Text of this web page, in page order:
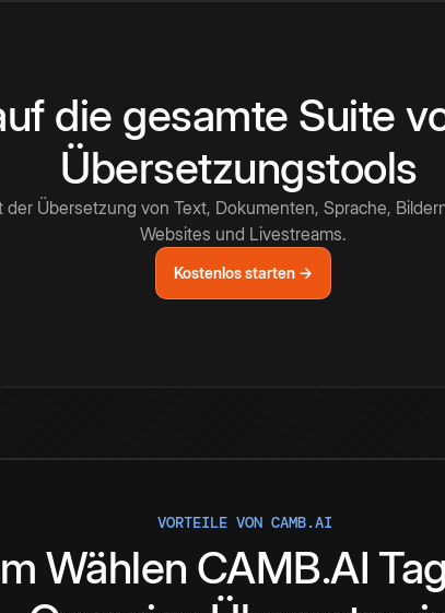
die gesamte Suite
Übersetzungstools
der Übersetzung von Text, Dokumenten, Sprache,
Websites und Livestreams.
Kostenlos starten →
VORTEILE VON CAMB.AI
Wählen CAMB.AI